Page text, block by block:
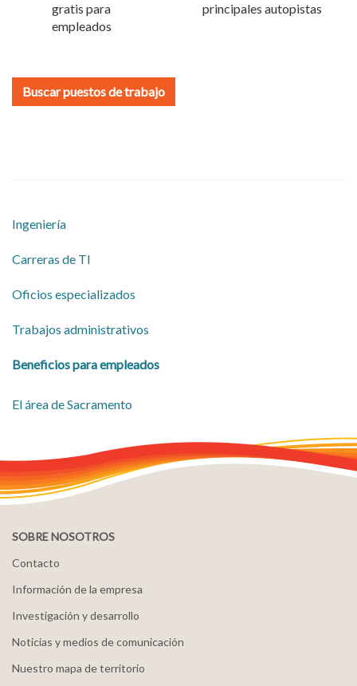
gratis para
empleados
principales autopistas
Buscar puestos de trabajo
Ingeniería
Carreras de TI
Oficios especializados
Trabajos administrativos
Beneficios para empleados
​El área de Sacramento
SOBRE NOSOTROS
Contacto
Información de la empresa
Investigación y desarrollo
Noticias y medios de comunicación
Nuestro mapa de territorio